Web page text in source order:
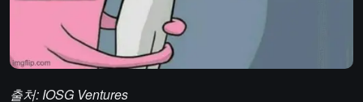
출처: IOSG Ventures